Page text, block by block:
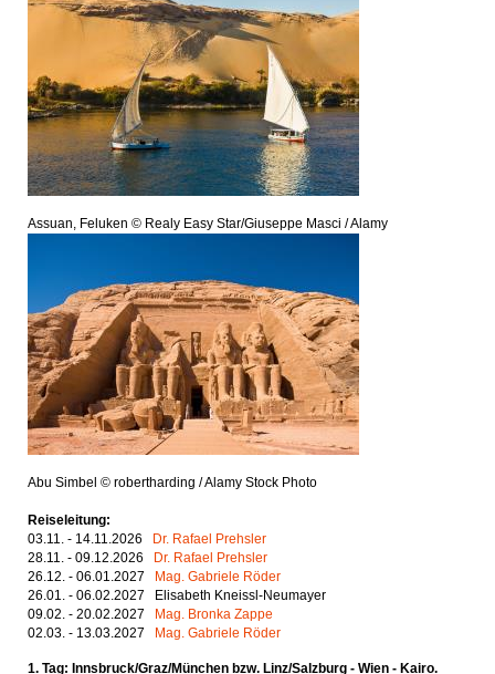
Assuan, Feluken © Realy Easy Star/Giuseppe Masci / Alamy
Abu Simbel © robertharding / Alamy Stock Photo
Reiseleitung:
03.11. - 14.11.2026
Dr. Rafael Prehsler
28.11. - 09.12.2026
Dr. Rafael Prehsler
26.12. - 06.01.2027
Mag. Gabriele Röder
26.01. - 06.02.2027 Elisabeth Kneissl-Neumayer
09.02. - 20.02.2027
Mag. Bronka Zappe
02.03. - 13.03.2027
Mag. Gabriele Röder
1. Tag: Innsbruck/Graz/München bzw. Linz/Salzburg - Wien - Kairo.